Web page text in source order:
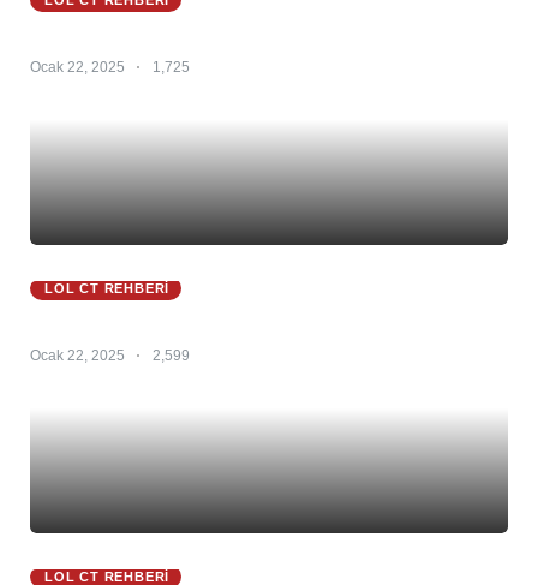
Ocak 22, 2025 1,725
LOL CT REHBERI
Ocak 22, 2025 2,599
LOL CT REHBERI